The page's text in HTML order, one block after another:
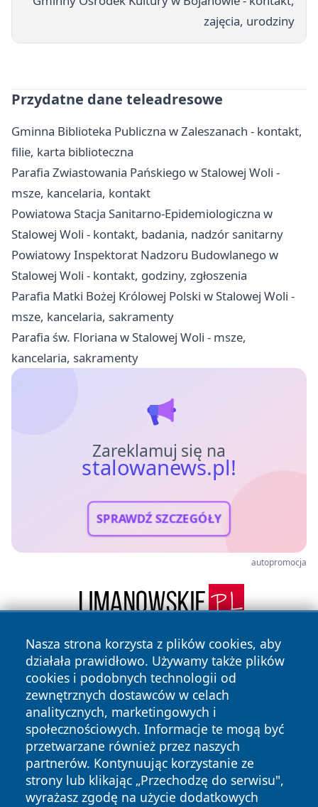
zajęcia, urodziny
Przydatne dane teleadresowe
Gminna Biblioteka Publiczna w Zaleszanach - kontakt,
filie, karta biblioteczna
Parafia Zwiastowania Pańskiego w Stalowej Woli -
msze, kancelaria, kontakt
Powiatowa Stacja Sanitarno-Epidemiologiczna w
Stalowej Woli - kontakt, badania, nadzór sanitarny
Powiatowy Inspektorat Nadzoru Budowlanego w
Stalowej Woli - kontakt, godziny, zgłoszenia
Parafia Matki Bożej Królowej Polski w Stalowej Woli -
msze, kancelaria, sakramenty
Parafia św. Floriana w Stalowej Woli - msze,
kancelaria, sakramenty
Zareklamuj się na
stalowanews.pl!
SPRAWDŹ SZCZEGÓŁY
autopromocja
Nasza strona korzysta z plików cookies, aby
działała prawidłowo. Używamy także plików
cookies i podobnych technologii od
zewnętrznych dostawców w celach
analitycznych, marketingowych i
społecznościowych. Informacje te mogą być
przetwarzane również przez naszych
partnerów. Kontynuując korzystanie ze
strony lub klikając „Przechodzę do serwisu",
wyrażasz zgodę na użycie dodatkowych
Copyright © 2026 stalowanews.pl Wszystkie prawa
zastrzeżone.
Polityka Polityka